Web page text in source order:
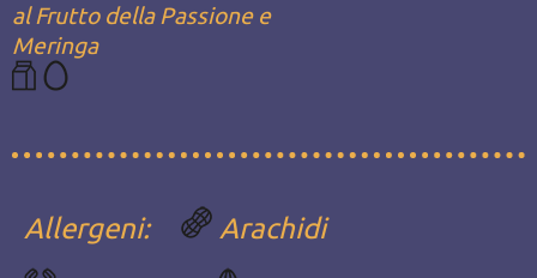
al Frutto della Passione e
Meringa
Allergeni:
Arachidi